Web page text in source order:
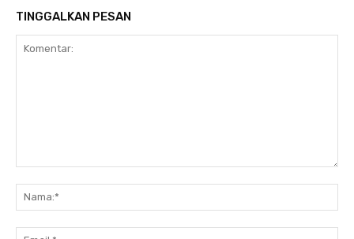
TINGGALKAN PESAN